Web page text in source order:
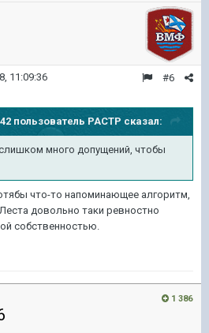
#6
11:09:36
пользователь PACTP сказал:
много допущений, чтобы
что-то напоминающее алгоритм,
довольно таки ревностно
собственностью.
1 386